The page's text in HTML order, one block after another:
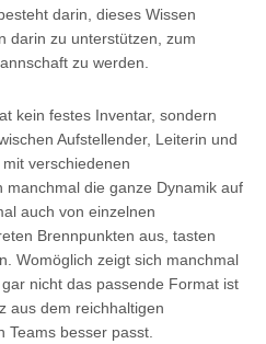
darin, dieses Wissen
darin zu unterstützen, zum
zu werden.
kein festes Inventar, sondern
Aufstellender, Leiterin und
verschiedenen
manchmal die ganze Dynamik auf
auch von einzelnen
Brennpunkten aus, tasten
Womöglich zeigt sich manchmal
nicht das passende Format ist
aus dem reichhaltigen
Teams besser passt.